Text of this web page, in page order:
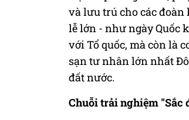
và lưu trú cho các đoàn
lễ lớn - như ngày Quốc
với Tổ quốc, mà còn là
sạn tư nhân lớn nhất
đất nước.
Chuỗi trải nghiệm "Sắc